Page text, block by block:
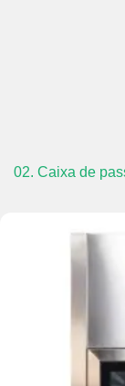
02. Caixa de